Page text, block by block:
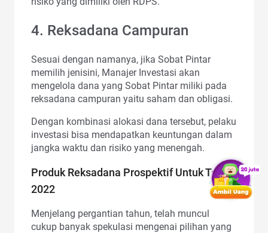
4. Reksadana Campuran
Sesuai dengan namanya, jika Sobat Pintar
memilih jenisini, Manajer Investasi akan
mengelola dana yang Sobat Pintar miliki pada
reksadana campuran yaitu saham dan obligasi.
Dengan kombinasi alokasi dana tersebut, pelaku
investasi bisa mendapatkan keuntungan dalam
jangka waktu dan risiko yang menengah.
Produk Reksadana Prospektif Untuk Tahun
2022
Menjelang pergantian tahun, telah muncul
cukup banyak spekulasi mengenai pilihan yang